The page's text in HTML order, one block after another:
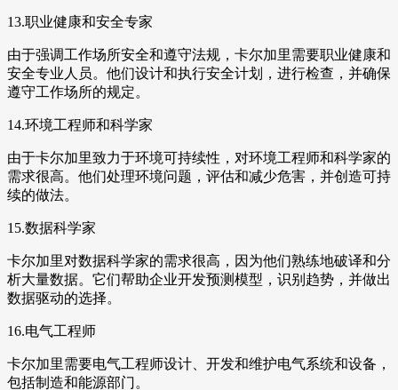
13.职业健康和安全专家
由于强调工作场所安全和遵守法规，卡尔加里需要职业健康和
安全专业人员。他们设计和执行安全计划，进行检查，并确保
遵守工作场所的规定。
14.环境工程师和科学家
由于卡尔加里致力于环境可持续性，对环境工程师和科学家的
需求很高。他们处理环境问题，评估和减少危害，并创造可持
续的做法。
15.数据科学家
卡尔加里对数据科学家的需求很高，因为他们熟练地破译和分
析大量数据。它们帮助企业开发预测模型，识别趋势，并做出
数据驱动的选择。
16.电气工程师
卡尔加里需要电气工程师设计、开发和维护电气系统和设备，
包括制造和能源部门。